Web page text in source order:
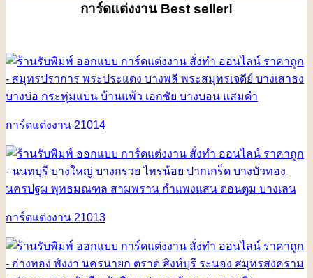
การ์ดแต่งงาน Best seller!
การ์ดแต่งงาน 21014
การ์ดแต่งงาน 21013